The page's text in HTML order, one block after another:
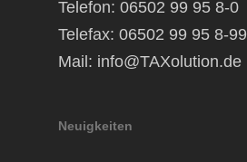
Telefon: 06502 99 95 8-0
Telefax: 06502 99 95 8-99
Mail: info@TAXolution.de
Neuigkeiten